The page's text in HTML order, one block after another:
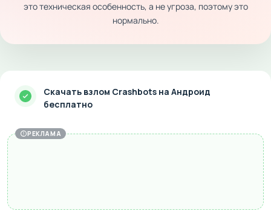
это техническая особенность, а не угроза, поэтому это
нормально.
Скачать взлом Crashbots на Андроид
бесплатно
РЕКЛАМА